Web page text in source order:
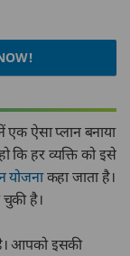
ऐसा प्लान बनाया
कि हर व्यक्ति को इसे
योजनाकहा जाता है।
है।
आपको इसकी